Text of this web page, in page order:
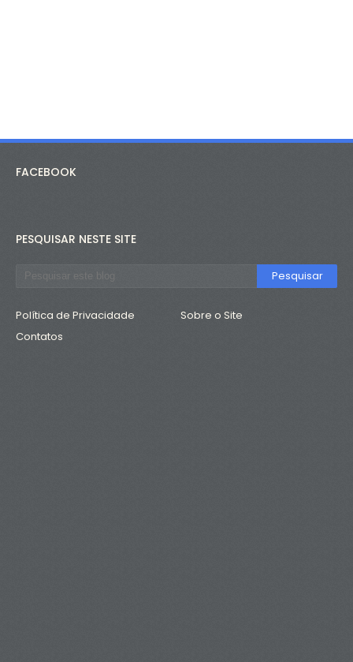
FACEBOOK
PESQUISAR NESTE SITE
Política de Privacidade
Sobre o Site
Contatos